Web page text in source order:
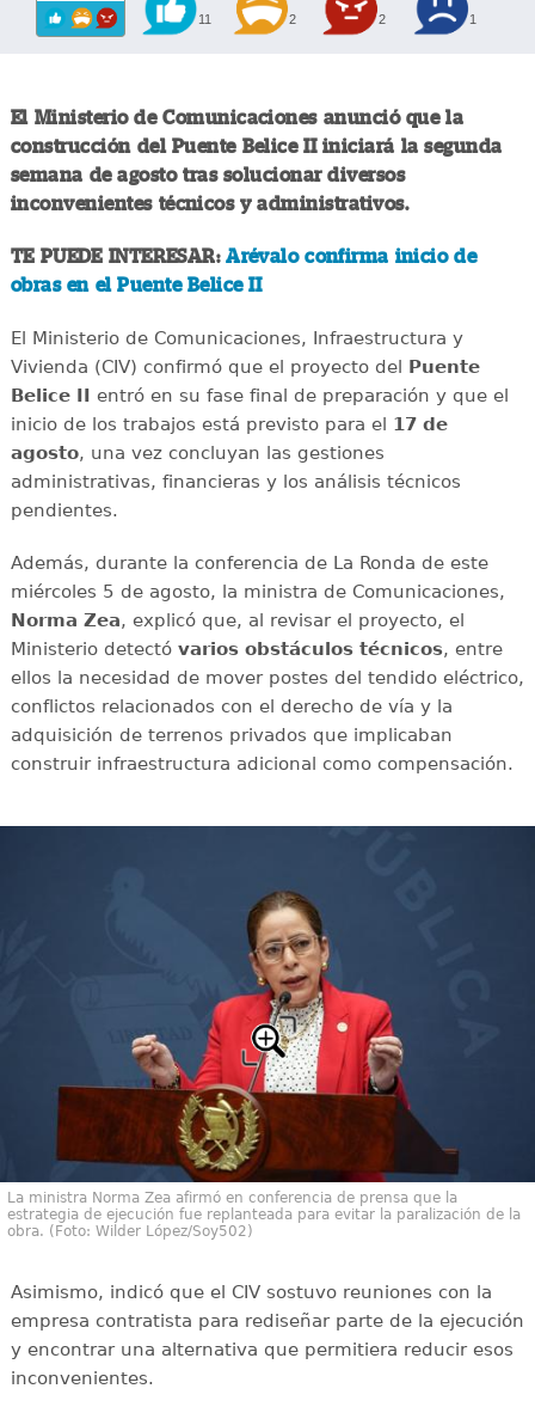
11 2 2 1
El Ministerio de Comunicaciones anunció que la
construcción del Puente Belice II iniciará la segunda
semana de agosto tras solucionar diversos
inconvenientes técnicos y administrativos.
TE PUEDE INTERESAR:Arévalo confirma inicio de
obras en el Puente Belice II
El Ministerio de Comunicaciones, Infraestructura y
Vivienda (CIV) confirmó que el proyecto del Puente
Belice II entró en su fase final de preparación y que el
inicio de los trabajos está previsto para el 17 de
agosto, una vez concluyan las gestiones
administrativas, financieras y los análisis técnicos
pendientes.
Además, durante la conferencia de La Ronda de este
miércoles 5 de agosto, la ministra de Comunicaciones,
Norma Zea, explicó que, al revisar el proyecto, el
Ministerio detectó varios obstáculos técnicos, entre
ellos la necesidad de mover postes del tendido eléctrico,
conflictos relacionados con el derecho de vía y la
adquisición de terrenos privados que implicaban
construir infraestructura adicional como compensación.
La ministra Norma Zea afirmó en conferencia de prensa que la
estrategia de ejecución fue replanteada para evitar la paralización de la
obra. (Foto: Wilder López/Soy502)
Asimismo, indicó que el CIV sostuvo reuniones con la
empresa contratista para rediseñar parte de la ejecución
y encontrar una alternativa que permitiera reducir esos
inconvenientes.